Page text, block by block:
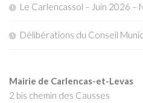
Le Carlencassol – Juin 2026 –
Délibérations du Conseil
Mairie de Carlencas-et-Levas
2 bis chemin des Causses